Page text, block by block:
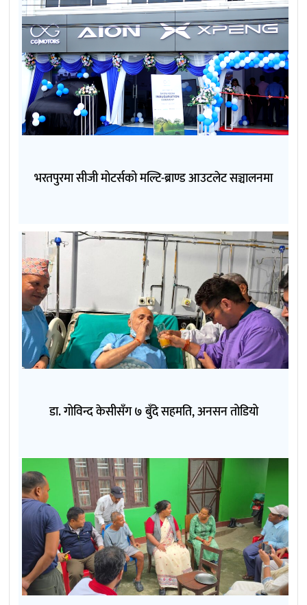
भरतपुरमा सीजी मोटर्सको मल्टि-ब्राण्ड आउटलेट सञ्चालनमा
डा. गोविन्द केसीसँग ७ बुँदे सहमति, अनसन तोडियो